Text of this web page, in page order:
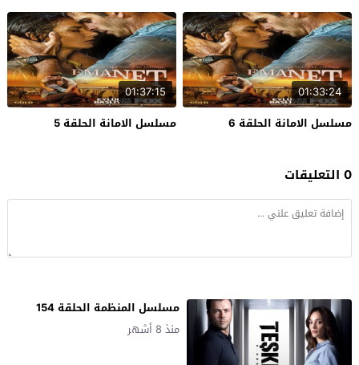
01:33:24
مسلسل الامانة الحلقة 6
01:37:15
مسلسل الامانة الحلقة 5
0 التعليقات
مسلسل المنظمة الحلقة 154
منذ 8 أشهر